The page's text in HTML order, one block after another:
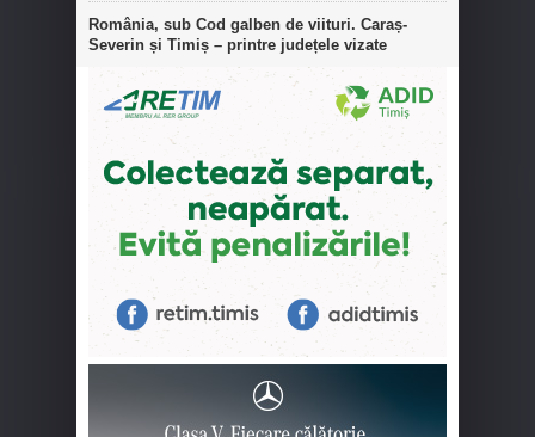
România, sub Cod galben de viituri. Caraș-
Severin și Timiș – printre județele vizate